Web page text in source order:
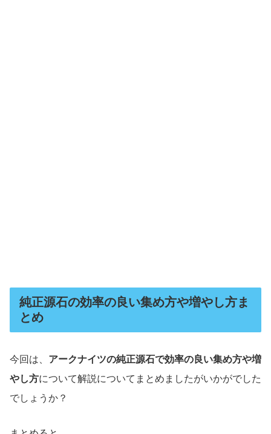
純正源石の効率の良い集め方や増やし方ま
とめ
今回は、 アークナイツの純正源石で効率の良い集め方や増
やし方について解説についてまとめましたがいかがでした
でしょうか？